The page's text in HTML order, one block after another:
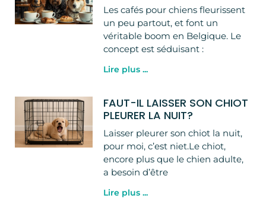
Les cafés pour chiens fleurissent
un peu partout, et font un
véritable boom en Belgique. Le
concept est séduisant :
Lire plus ...
FAUT-IL LAISSER SON CHIOT
PLEURER LA NUIT?
Laisser pleurer son chiot la nuit,
pour moi, c’est niet.Le chiot,
encore plus que le chien adulte,
a besoin d’être
Lire plus ...